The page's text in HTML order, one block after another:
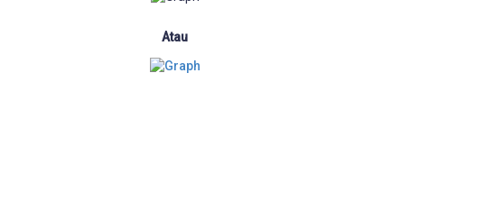
Atau